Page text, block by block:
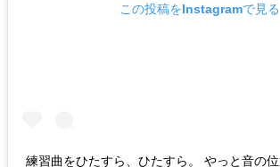
この投稿をInstagramで見る
練習曲をひたすら、ひたすら。 やっと音の